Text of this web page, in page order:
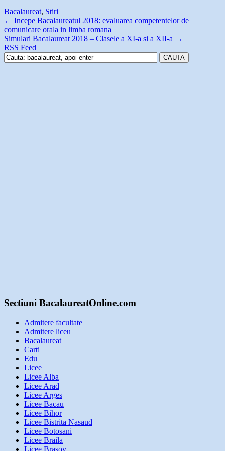
Bacalaureat, Stiri
← Incepe Bacalaureatul 2018: evaluarea competentelor de
comunicare orala in limba romana
Simulari Bacalaureat 2018 – Clasele a XI-a si a XII-a →
RSS Feed
Sectiuni BacalaureatOnline.com
Admitere facultate
Admitere liceu
Bacalaureat
Carti
Edu
Licee
Licee Alba
Licee Arad
Licee Arges
Licee Bacau
Licee Bihor
Licee Bistrita Nasaud
Licee Botosani
Licee Braila
Licee Brasov